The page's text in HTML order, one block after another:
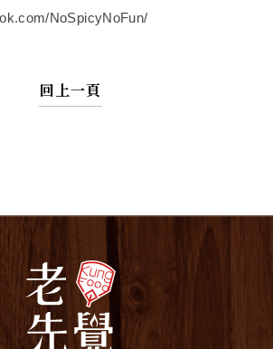
NoSpicyNoFun/
回上一頁